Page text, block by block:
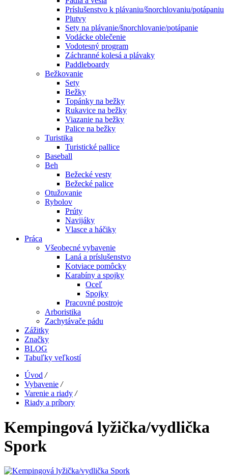
Príslušenstvo k plávaniu/šnorchlovaniu/potápaniu
Plutvy
Sety na plávanie/šnorchlovanie/potápanie
Vodácke oblečenie
Vodotesný program
Záchranné kolesá a plávaky
Paddleboardy
Bežkovanie
Sety
Bežky
Topánky na bežky
Rukavice na bežky
Viazanie na bežky
Palice na bežky
Turistika
Turistické pallice
Baseball
Beh
Bežecké vesty
Bežecké palice
Otužovanie
Rybolov
Prúty
Navijáky
Vlasce a háčiky
Práca
Všeobecné vybavenie
Laná a príslušenstvo
Kotviace pomôcky
Karabíny a spojky
Oceľ
Spojky
Pracovné postroje
Arboristika
Zachytávače pádu
Zážitky
Značky
BLOG
Tabuľky veľkostí
Úvod /
Vybavenie /
Varenie a riady /
Riady a príbory
Kempingová lyžička/vydlička
Spork